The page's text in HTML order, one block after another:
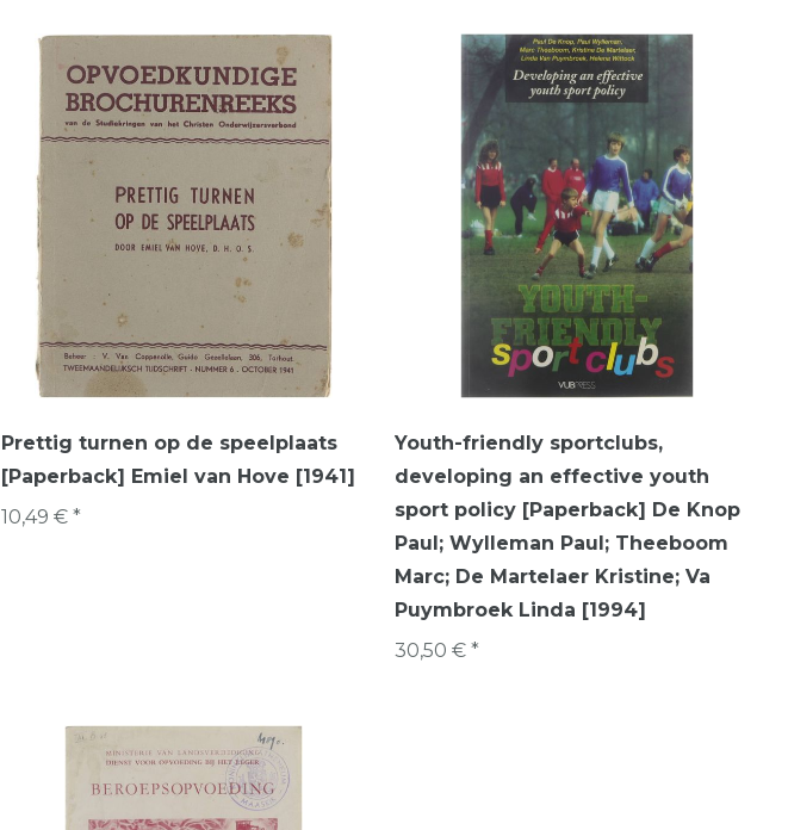
Prettig turnen op de speelplaats
[Paperback] Emiel van Hove [1941]
10,49 € *
Youth-friendly sportclubs,
developing an effective youth
sport policy [Paperback] De Knop
Paul; Wylleman Paul; Theeboom
Marc; De Martelaer Kristine; Va
Puymbroek Linda [1994]
30,50 € *